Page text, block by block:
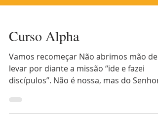
Curso Alpha
Vamos recomeçar Não abrimos mão de
levar por diante a missão “ide e fazei
e por isso, participamos dela. “É preciso